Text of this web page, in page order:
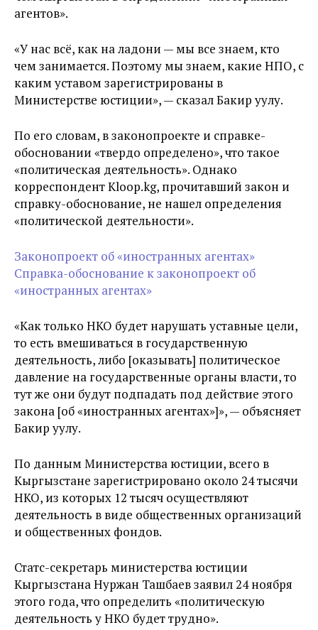
агентов».
«У нас всё, как на ладони — мы все знаем, кто
чем занимается. Поэтому мы знаем, какие НПО, с
каким уставом зарегистрированы в
Министерстве юстиции», — сказал Бакир уулу.
По его словам, в законопроекте и справке-
обосновании «твердо определено», что такое
«политическая деятельность». Однако
корреспондент Kloop.kg, прочитавший закон и
справку-обоснование, не нашел определения
«политической деятельности».
Законопроект об «иностранных агентах»
Справка-обоснование к законопроект об
«иностранных агентах»
«Как только НКО будет нарушать уставные цели,
то есть вмешиваться в государственную
деятельность, либо [оказывать] политическое
давление на государственные органы власти, то
тут же они будут подпадать под действие этого
закона [об «иностранных агентах»]», — объясняет
Бакир уулу.
По данным Министерства юстиции, всего в
Кыргызстане зарегистрировано около 24 тысячи
НКО, из которых 12 тысяч осуществляют
деятельность в виде общественных организаций
и общественных фондов.
Статс-секретарь министерства юстиции
Кыргызстана Нуржан Ташбаев заявил 24 ноября
этого года, что определить «политическую
деятельность у НКО будет трудно».